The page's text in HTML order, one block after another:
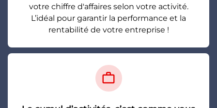
votre chiffre d'affaires selon votre activité.
L’idéal pour garantir la performance et la
rentabilité de votre entreprise !
work_outline